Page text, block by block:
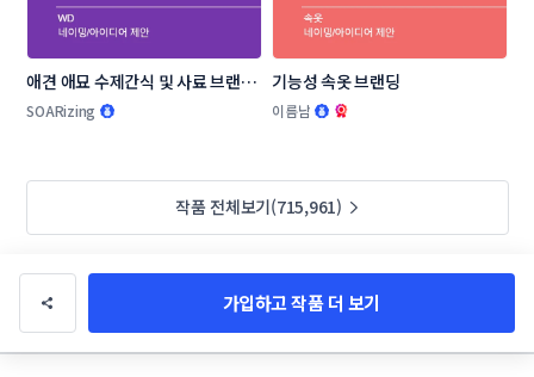
애견 애묘 수제간식 및 사료 브랜드
작명부탁드립니다.
SOARizing
기능성 속옷 브랜딩
이름남
작품 전체보기(715,961)
가입하고 작품 더 보기